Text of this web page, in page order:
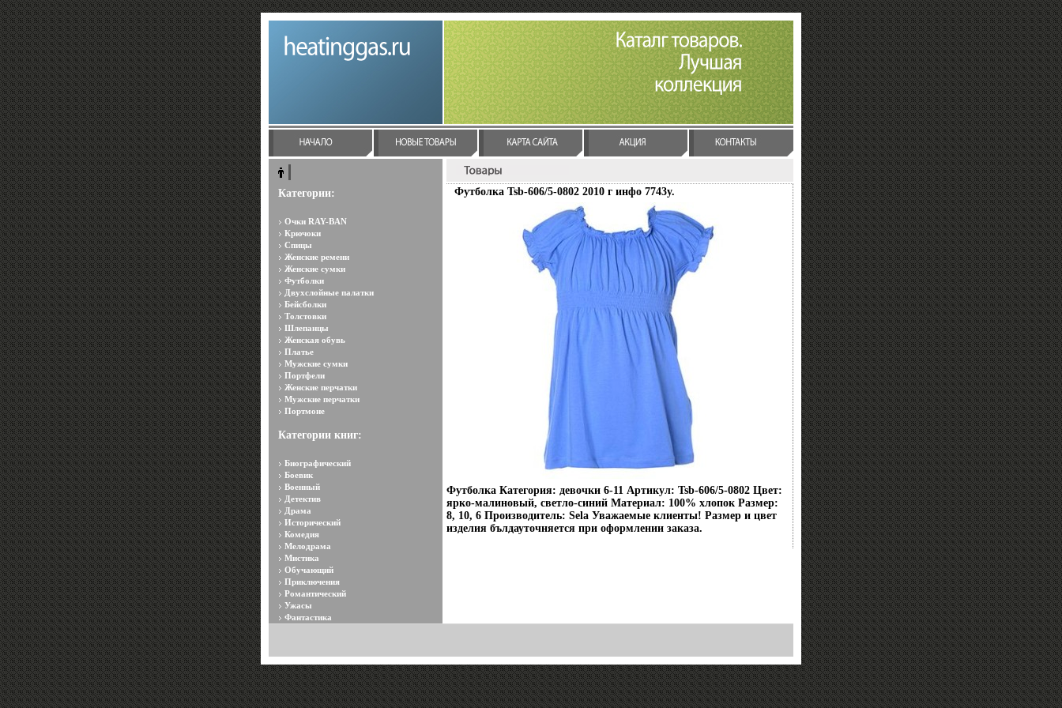
Категории:
Очки RAY-BAN
Крючоки
Спицы
Женские ремени
Женские сумки
Футболки
Двухслойные палатки
Бейсболки
Толстовки
Шлепанцы
Женская обувь
Платье
Мужские сумки
Портфели
Женские перчатки
Мужские перчатки
Портмоне
Категории книг:
Биографический
Боевик
Военный
Детектив
Драма
Исторический
Комедия
Мелодрама
Мистика
Обучающий
Приключения
Романтический
Ужасы
Фантастика
Футболка Tsb-606/5-0802 2010 г инфо 7743y.
Футболка Категория: девочки 6-11 Артикул: Tsb-606/5-0802 Цвет:
ярко-малиновый, светло-синий Материал: 100% хлопок Размер:
8, 10, 6 Производитель: Sela Уважаемые клиенты! Размер и цвет
изделия бълдауточняется при оформлении заказа.